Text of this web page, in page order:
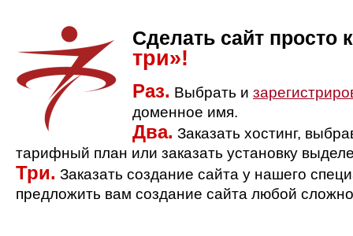
Сделать сайт просто
три»!
Раз. Выбрать и
доменное имя.
Два. Заказать хостинг,
тарифный план или заказать установку
Три. Заказать создание сайта у нашего
предложить вам создание сайта любой